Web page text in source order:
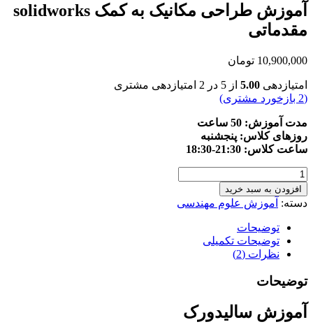
آموزش طراحی مکانیک به کمک solidworks
مقدماتی
10,900,000 تومان
امتیازدهی 5.00 از 5 در 2 امتیازدهی مشتری
(
2 بازخورد مشتری)
مدت آموزش: 50 ساعت
روزهای کلاس: پنجشنبه
ساعت کلاس: 21:30-18:30
آموزش
طراحی
مکانیک
کمک
solidworks
مقدماتی
افزودن به سبد خرید
دسته: آموزش علوم مهندسی
توضیحات
توضیحات تکمیلی
نظرات (2)
توضیحات
آموزش سالیدورک